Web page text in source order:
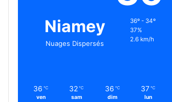
Niamey
Nuages Dispersés
36º - 34º
37%
2.6 km/h
36 ℃
ven
32 ℃
sam
36 ℃
dim
37 ℃
lun